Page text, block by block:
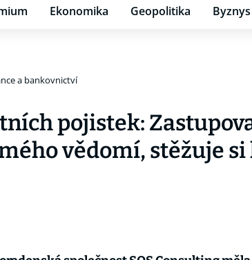
Ekonomika Geopolitika Byznys
a bankovnictví
pojistek:
vědomí, stěžuje